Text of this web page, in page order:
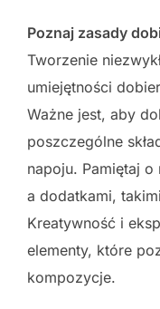
Poznaj zasady
Tworzenie
umiejętności
Ważne jest, aby
poszczególne
napoju. Pamiętaj
a dodatkami,
Kreatywność i
elementy, które
kompozycje.